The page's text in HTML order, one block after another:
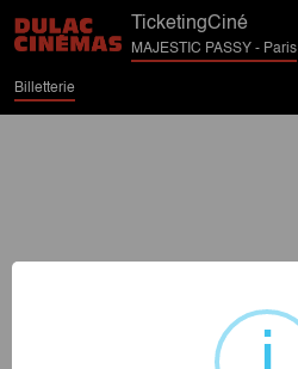
TicketingCiné
MAJESTIC PASSY - Paris
Billetterie